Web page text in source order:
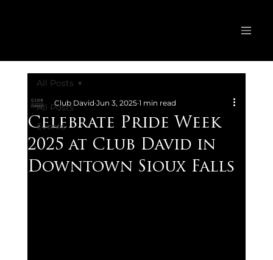
All Posts
Events
All Posts
Celebrate Pride Week
2025 at Club David in
Downtown Sioux Falls
Club David Jun 3, 2025 1 min read